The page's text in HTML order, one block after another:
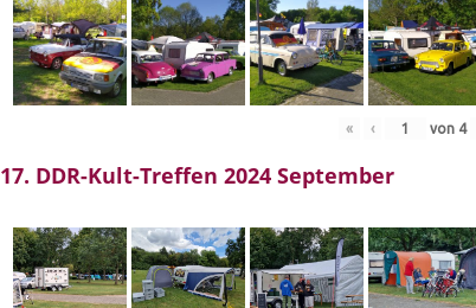
« ‹ von 4
17. DDR-Kult-Treffen 2024 September